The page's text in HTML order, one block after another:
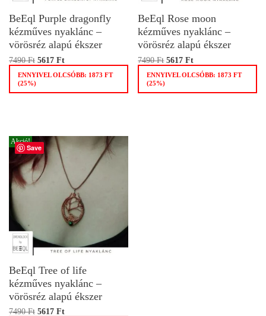
BeEql Purple dragonfly
kézműves nyaklánc –
vörösréz alapú ékszer
7490Ft 5617 Ft
ENNYIVEL OLCSÓBB: 1873 FT
(25%)
BeEql Rose moon
kézműves nyaklánc –
vörösréz alapú ékszer
7490Ft 5617Ft
ENNYIVEL OLCSÓBB: 1873FT
(25%)
Save
Akció!
BeEql Tree of life
kézműves nyaklánc –
vörösréz alapú ékszer
7490Ft 5617 Ft